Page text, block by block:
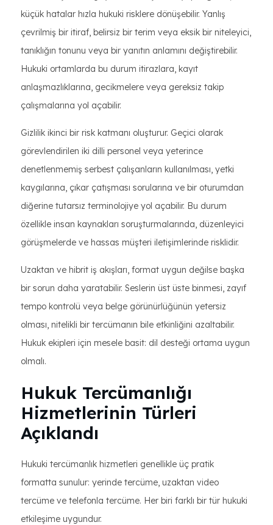
küçük hatalar hızla hukuki risklere dönüşebilir. Yanlış
çevrilmiş bir itiraf, belirsiz bir terim veya eksik bir niteleyici,
tanıklığın tonunu veya bir yanıtın anlamını değiştirebilir.
Hukuki ortamlarda bu durum itirazlara, kayıt
anlaşmazlıklarına, gecikmelere veya gereksiz takip
çalışmalarına yol açabilir.
Gizlilik ikinci bir risk katmanı oluşturur. Geçici olarak
görevlendirilen iki dilli personel veya yeterince
denetlenmemiş serbest çalışanların kullanılması, yetki
kaygılarına, çıkar çatışması sorularına ve bir oturumdan
diğerine tutarsız terminolojiye yol açabilir. Bu durum
özellikle insan kaynakları soruşturmalarında, düzenleyici
görüşmelerde ve hassas müşteri iletişimlerinde risklidir.
Uzaktan ve hibrit iş akışları, format uygun değilse başka
bir sorun daha yaratabilir. Seslerin üst üste binmesi, zayıf
tempo kontrolü veya belge görünürlüğünün yetersiz
olması, nitelikli bir tercümanın bile etkinliğini azaltabilir.
Hukuk ekipleri için mesele basit: dil desteği ortama uygun
olmalı.
Hukuk Tercümanlığı
Hizmetlerinin Türleri
Açıklandı
Hukuki tercümanlık hizmetleri genellikle üç pratik
formatta sunulur: yerinde tercüme, uzaktan video
tercüme ve telefonla tercüme. Her biri farklı bir tür hukuki
etkileşime uygundur.